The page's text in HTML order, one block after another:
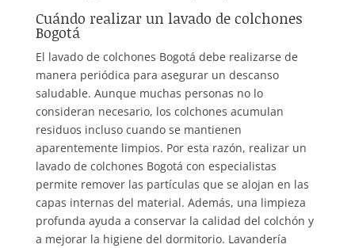
Cuándo realizar un lavado de colchones
Bogotá
El lavado de colchones Bogotá debe realizarse de
manera periódica para asegurar un descanso
saludable. Aunque muchas personas no lo
consideran necesario, los colchones acumulan
residuos incluso cuando se mantienen
aparentemente limpios. Por esta razón, realizar un
lavado de colchones Bogotá con especialistas
permite remover las partículas que se alojan en las
capas internas del material. Además, una limpieza
profunda ayuda a conservar la calidad del colchón y
a mejorar la higiene del dormitorio. Lavandería